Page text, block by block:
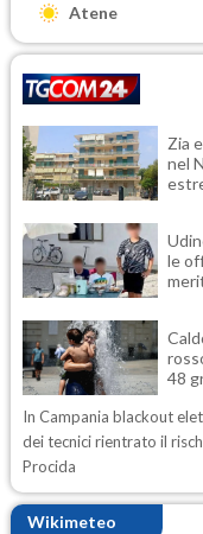
Atene
Zia
nel
le
48
In Campania blackout
dei tecnici rientrato il
Procida
Wikimeteo